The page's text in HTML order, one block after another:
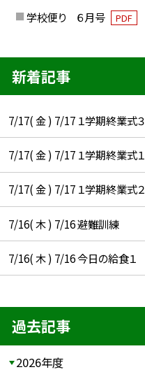
学校便り ６月号
PDF
新着記事
7/17( 金 ) 7/17 １学期終業式３
7/17( 金 ) 7/17 １学期終業式１
7/17( 金 ) 7/17 １学期終業式２
7/16( 木 ) 7/16 避難訓練
7/16( 木 ) 7/16 今日の給食１
過去記事
2026年度